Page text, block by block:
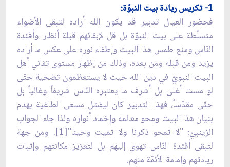
1- تكريس ريادة بيت النبوّة:
فحضور العيال تدبير قد يكون الله أراده لتبقى الأضواء
متسلّطة على بيت النبوّة بل قل لإبقائهم قبلة أنظار وأفئدة
النّاس ومنع طمس هذا البيت وإطفاء نوره على عكس ما أراده
يزيد ومن قبله ومن بعده، وذلك من إظهار مستوى تفاني أهل
البيت النبويّ في دين الله حيث لا يستعظمون تضحية حتّى
لو مست أغلى بل أشرف ما يعتبره النّاس شريفاً وغالياً بل
حتّى مقدّساً، فهذا التدبير كان ليفشل مسعى الطاغية بهدم
بنيان هذا البيت ومحو معالمه وإخماد أنواره ولذا جاء الجواب
الزينبيّ: "لا تمحو ذكرنا ولا تميت وحينا"[1]. ومن جهة
لتبقى أفئدة النّاس تهوى إليهم بل لتعزيز مكانتهم وإثبات
ريادتهم وإمامة الأئمّة منهم.